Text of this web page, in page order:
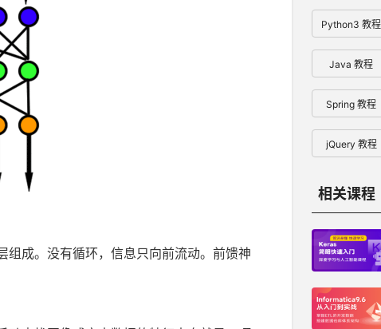
成。没有循环，信息只向前流动。前馈神
Python3 教程
Java 教程
Spring 教程
jQuery 教程
相关课程